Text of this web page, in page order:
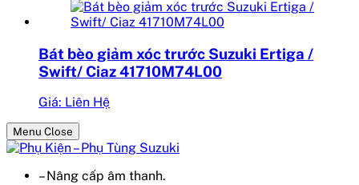
Bát bèo giảm xóc trước Suzuki Ertiga /
Swift/ Ciaz 41710M74L00
Giá: Liên Hệ
Menu Close
– Nâng cấp âm thanh.